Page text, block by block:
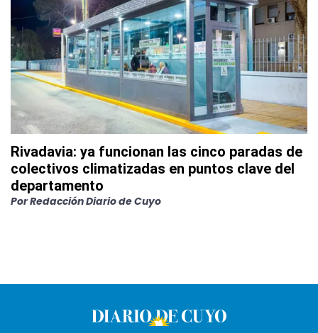
Rivadavia: ya funcionan las cinco paradas de
colectivos climatizadas en puntos clave del
departamento
PorRedacción Diario de Cuyo